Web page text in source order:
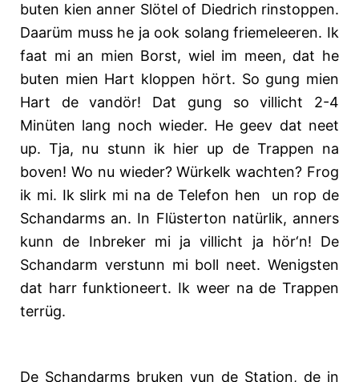
buten kien anner Slötel of Diedrich rinstoppen.
Daarüm muss he ja ook solang friemeleeren. Ik
faat mi an mien Borst, wiel im meen, dat he
buten mien Hart kloppen hört. So gung mien
Hart de vandör! Dat gung so villicht 2-4
Minüten lang noch wieder. He geev dat neet
up. Tja, nu stunn ik hier up de Trappen na
boven! Wo nu wieder? Würkelk wachten? Frog
ik mi. Ik slirk mi na de Telefon hen
un rop de
Schandarms an. In Flüsterton natürlik, anners
kunn de Inbreker mi ja villicht ja hör‘n! De
Schandarm verstunn mi boll neet. Wenigsten
dat harr funktioneert. Ik weer na de Trappen
terrüg.
De Schandarms bruken vun de Station, de in